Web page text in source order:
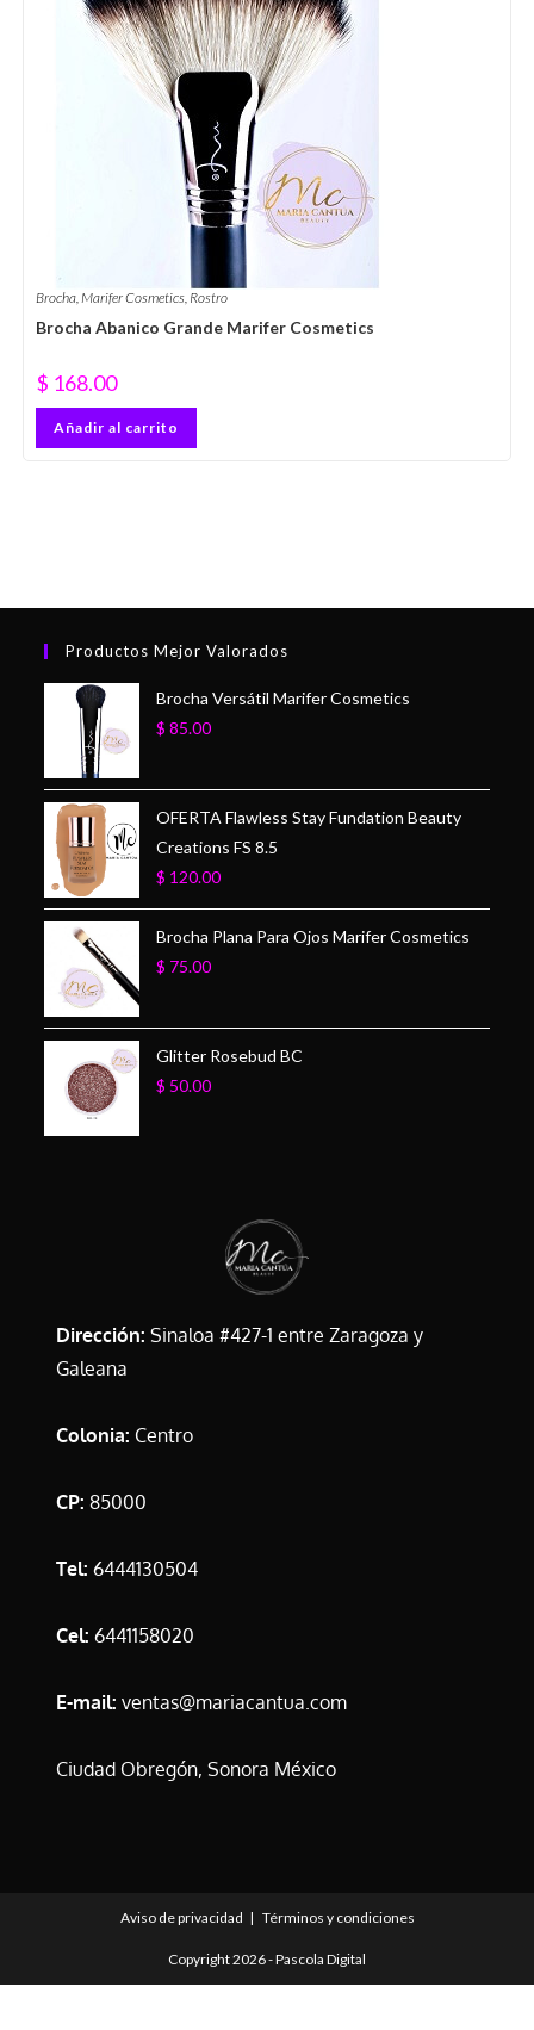
Brocha,Marifer Cosmetics, Rostro
Brocha Abanico Grande Marifer Cosmetics
$ 168.00
Añadir al carrito
Productos Mejor Valorados
Brocha Versátil Marifer Cosmetics
$ 85.00
OFERTA Flawless Stay Fundation Beauty
Creations FS 8.5
$ 120.00
Brocha Plana Para Ojos Marifer Cosmetics
$ 75.00
Glitter Rosebud BC
$ 50.00
Dirección: Sinaloa #427-1 entre Zaragoza y
Galeana
Colonia: Centro
CP: 85000
Tel: 6444130504
Cel: 6441158020
E-mail: ventas@mariacantua.com
Ciudad Obregón, Sonora México
Aviso de privacidad Términos y condiciones
Copyright 2026 -Pascola Digital